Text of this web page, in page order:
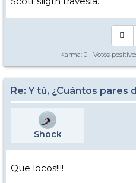
Karma: 0 - Votos
Re: Y tú, ¿Cuántos pares
Shock
Que locos!!!!